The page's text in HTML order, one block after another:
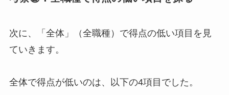
次に、「全体」（全職種）で得点の低い項目を見
ていきます。
全体で得点が低いのは、以下の4項目でした。